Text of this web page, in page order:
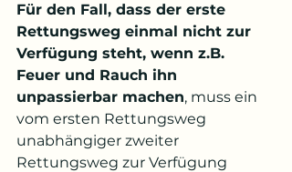
Für den Fall, dass der erste
Rettungsweg einmal nicht zur
Verfügung steht, wenn z.B.
Feuer und Rauch ihn
unpassierbar machen, muss ein
vom ersten Rettungsweg
unabhängiger zweiter
Rettungsweg zur Verfügung